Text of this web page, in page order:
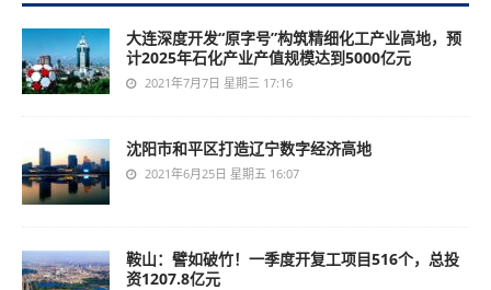
大连深度开发“原字号”构筑精细化工产业高地，预
计2025年石化产业产值规模达到5000亿元
2021年7月7日 星期三 17:16
沈阳市和平区打造辽宁数字经济高地
2021年6月25日 星期五 16:07
鞍山：譬如破竹！一季度开复工项目516个，总投
资1207.8亿元